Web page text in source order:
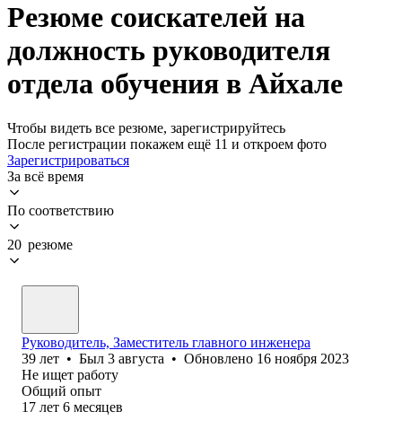
Резюме соискателей на
должность руководителя
отдела обучения в Айхале
Чтобы видеть все резюме, зарегистрируйтесь
После регистрации покажем ещё 11 и откроем фото
Зарегистрироваться
За всё время
По соответствию
20 резюме
Руководитель, Заместитель главного инженера
39 лет • Был 3 августа • Обновлено 16 ноября 2023
Не ищет работу
Общий опыт
17 лет 6 месяцев